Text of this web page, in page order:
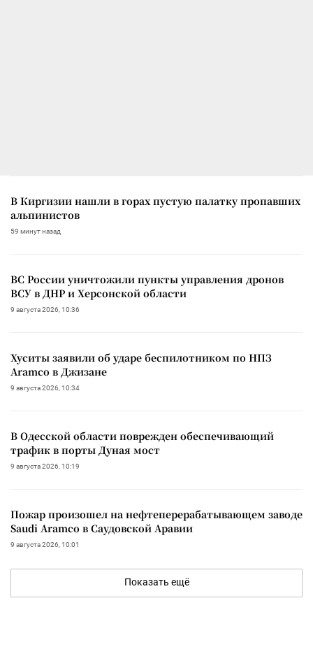
В Киргизии нашли в горах пустую палатку пропавших
альпинистов
59 минут назад
ВС России уничтожили пункты управления дронов
ВСУ в ДНР и Херсонской области
9 августа 2026, 10:36
Хуситы заявили об ударе беспилотником по НПЗ
Aramco в Джизане
9 августа 2026, 10:34
В Одесской области поврежден обеспечивающий
трафик в порты Дуная мост
9 августа 2026, 10:19
Пожар произошел на нефтеперерабатывающем заводе
Saudi Aramco в Саудовской Аравии
9 августа 2026, 10:01
Показать ещё